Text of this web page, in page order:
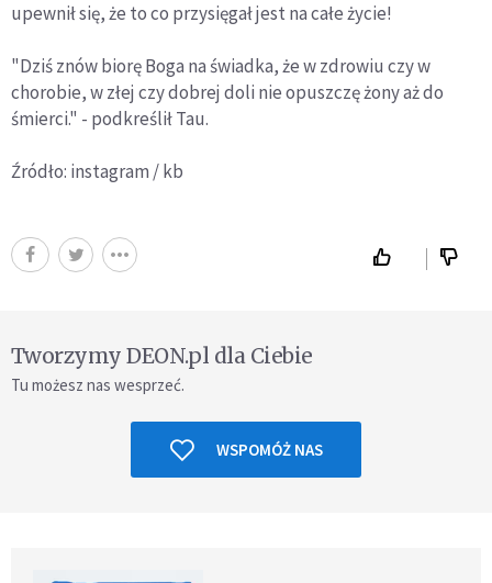
upewnił się, że to co przysięgał jest na całe życie!
"Dziś znów biorę Boga na świadka, że w zdrowiu czy w
chorobie, w złej czy dobrej doli nie opuszczę żony aż do
śmierci." - podkreślił Tau.
Źródło: instagram / kb
Tworzymy DEON.pl dla Ciebie
Tu możesz nas wesprzeć.
WSPOMÓŻ NAS